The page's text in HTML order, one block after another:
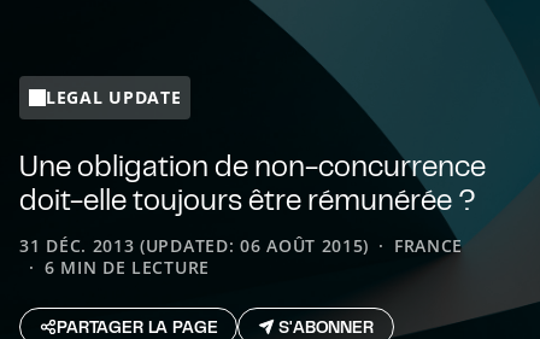
LEGAL UPDATE
Une obligation de non-concurrence
doit-elle toujours être rémunérée ?
31 DÉC. 2013 (UPDATED: 06 AOÛT 2015)
FRANCE
6 MIN DE LECTURE
PARTAGER LA PAGE
S'ABONNER